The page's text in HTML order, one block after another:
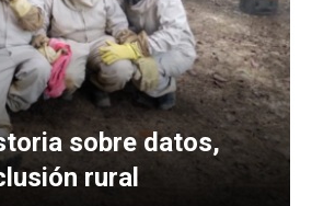
sobre datos,
rural